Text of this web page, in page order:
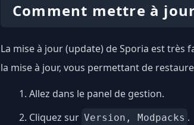
Comment mettre à
La mise à jour (update) de Sporia est très
la mise à jour, vous permettant de
Allez dans le panel de gestion.
Cliquez sur Version, Modpacks .